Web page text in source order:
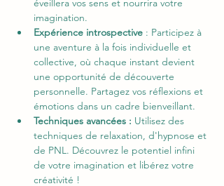
éveillera vos sens et nourrira votre
imagination.
Expérience introspective : Participez à
une aventure à la fois individuelle et
collective, où chaque instant devient
une opportunité de découverte
personnelle. Partagez vos réflexions et
émotions dans un cadre bienveillant.
Techniques avancées : Utilisez des
techniques de relaxation, d'hypnose et
de PNL. Découvrez le potentiel infini
de votre imagination et libérez votre
créativité !